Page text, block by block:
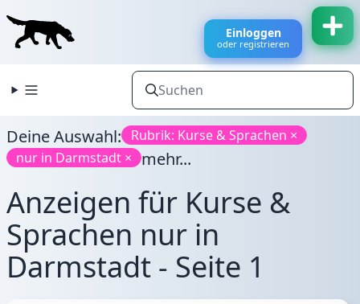
Einloggen
oder registrieren
Deine Auswahl:
Rubrik: Kurse & Sprachen ×
nur in Darmstadt ×
mehr...
Anzeigen für Kurse &
Sprachen nur in
Darmstadt - Seite 1